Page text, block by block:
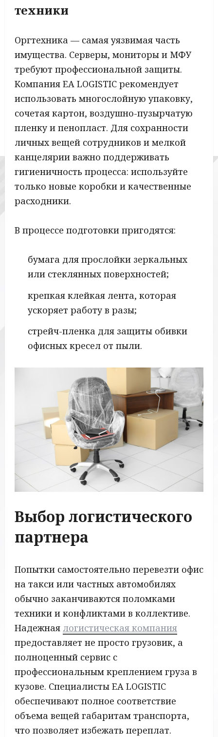
техники
Оргтехника — самая уязвимая часть
имущества. Серверы, мониторы и МФУ
требуют профессиональной защиты.
Компания EA LOGISTIC рекомендует
использовать многослойную упаковку,
сочетая картон, воздушно-пузырчатую
пленку и пенопласт. Для сохранности
личных вещей сотрудников и мелкой
канцелярии важно поддерживать
гигиеничность процесса: используйте
только новые коробки и качественные
расходники.
В процессе подготовки пригодятся:
бумага для прослойки зеркальных
или стеклянных поверхностей;
крепкая клейкая лента, которая
ускоряет работу в разы;
стрейч-пленка для защиты обивки
офисных кресел от пыли.
Выбор логистического
партнера
Попытки самостоятельно перевезти офис
на такси или частных автомобилях
обычно заканчиваются поломками
техники и конфликтами в коллективе.
Надежная логистическая компания
предоставляет не просто грузовик, а
полноценный сервис с
профессиональным креплением груза в
кузове. Специалисты EA LOGISTIC
обеспечивают полное соответствие
объема вещей габаритам транспорта,
что позволяет избежать переплат.